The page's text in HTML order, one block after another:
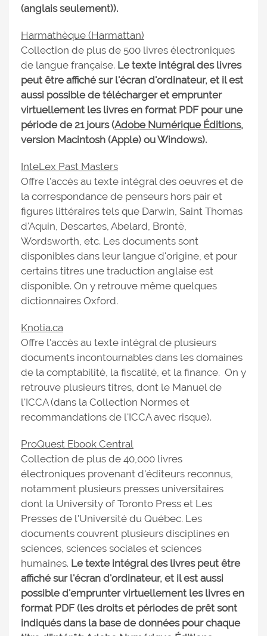
(anglais seulement)).
Harmathèque (Harmattan)
Collection de plus de 500 livres électroniques
de langue française. Le texte intégral des livres
peut être affiché sur l'écran d'ordinateur, et il est
aussi possible de télécharger et emprunter
virtuellement les livres en format PDF pour une
période de 21 jours (Adobe Numérique Éditions,
version Macintosh (Apple) ou Windows).
InteLex Past Masters
Offre l'accès au texte intégral des oeuvres et de
la correspondance de penseurs hors pair et
figures littéraires tels que Darwin, Saint Thomas
d'Aquin, Descartes, Abelard, Brontë,
Wordsworth, etc. Les documents sont
disponibles dans leur langue d'origine, et pour
certains titres une traduction anglaise est
disponible. On y retrouve même quelques
dictionnaires Oxford.
Knotia.ca
Offre l'accès au texte intégral de plusieurs
documents incontournables dans les domaines
de la comptabilité, la fiscalité, et la finance. On y
retrouve plusieurs titres, dont le Manuel de
l'ICCA (dans la Collection Normes et
recommandations de l'ICCA avec risque).
ProQuest Ebook Central
Collection de plus de 40,000 livres
électroniques provenant d'éditeurs reconnus,
notamment plusieurs presses universitaires
dont la University of Toronto Press et Les
Presses de l'Université du Québec. Les
documents couvrent plusieurs disciplines en
sciences, sciences sociales et sciences
humaines. Le texte intégral des livres peut être
affiché sur l'écran d'ordinateur, et il est aussi
possible d'emprunter virtuellement les livres en
format PDF (les droits et périodes de prêt sont
indiqués dans la base de données pour chaque